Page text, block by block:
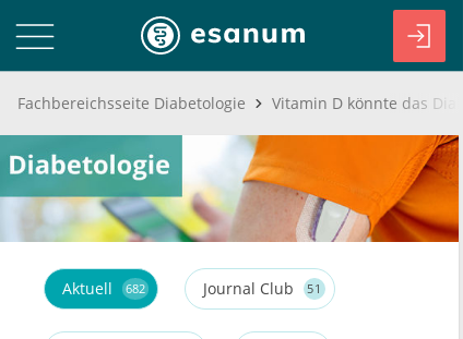
Fachbereichsseite Diabetologie Vitamin D könnte das
Aktuell 682 Journal Club 51